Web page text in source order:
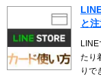
と
たり
りで